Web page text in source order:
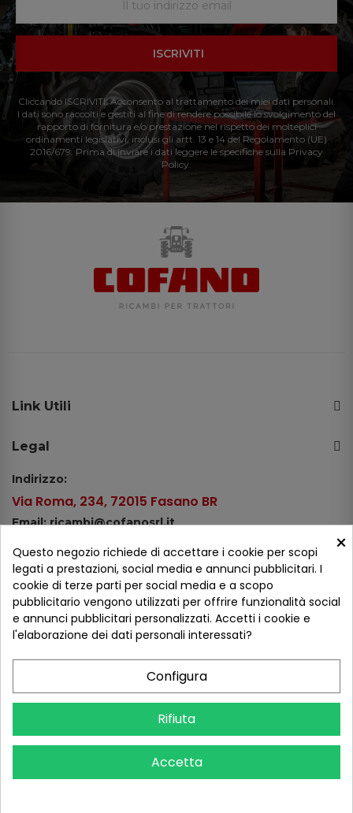
ISCRIVITI
Cliccando ISCRIVITI: Acconsento al trattamento dei miei dati personali.
I dati sono raccolti e gestiti al fine di rendere possibile lo svolgimento del
rapporto di fornitura e/o prestazione nel rispetto dei molteplici
ordinamenti legislativi, inclusi gli artt. 13 e 14 del Regolamento (UE)
2016/679. Prima di inviare i dati leggere le specifiche sulla Privacy
Policy.
Link Utili
Legal
Indirizzo:
Via Roma, 234, 72015 Fasano BR
Email: ricambi@cofanosrl.it
Tel.: +39 080 44 13 478
WhatsApp: +39 334 98 51 100
Metodi di pagamento
×
Questo negozio richiede di accettare i cookie per scopi
legati a prestazioni, social media e annunci pubblicitari. I
cookie di terze parti per social media e a scopo
pubblicitario vengono utilizzati per offrire funzionalità social
e annunci pubblicitari personalizzati. Accetti i cookie e
l'elaborazione dei dati personali interessati?
Configura
Rifiuta
Accetta